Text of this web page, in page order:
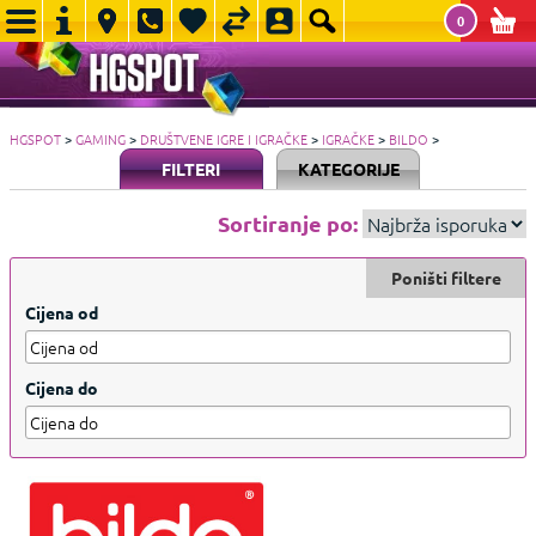
0
HGSPOT>GAMING> DRUŠTVENE IGRE I IGRAČKE> IGRAČKE> BILDO >
FILTERI KATEGORIJE
Sortiranje po:
Cijena od
Cijena do
Poništi filtere